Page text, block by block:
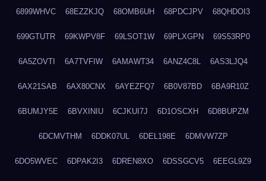
6899WHVC 68EZZKJQ 68OMB6UH 68PDCJPV 68QHDOI3
699GTUTR 69KWPV8F 69LSOT1W 69PLXGPN 69S53RP0
6A5ZOVTI 6A7TVFIW 6AMAWT34 6ANZ4C8L 6AS3LJQ4
6AX21SAB 6AX80CNX 6AYEZFQ7 6B0V87BD 6BA9R10Z
6BUMJY5E 6BVXINIU 6CJKUI7J 6D1OSCXH 6D8BUPZM
6DCMVTHM 6DDK07UL 6DEL198E 6DMVW7ZP
6DO5WVEC 6DPAK2I3 6DREN8XO 6DSSGCV5 6EEGL9Z9